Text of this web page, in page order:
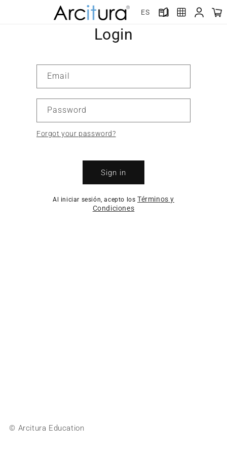
ES
Login
Email
Password
Forgot your password?
Sign in
Al iniciar sesión, acepto los Términos y
Condiciones
© Arcitura Education